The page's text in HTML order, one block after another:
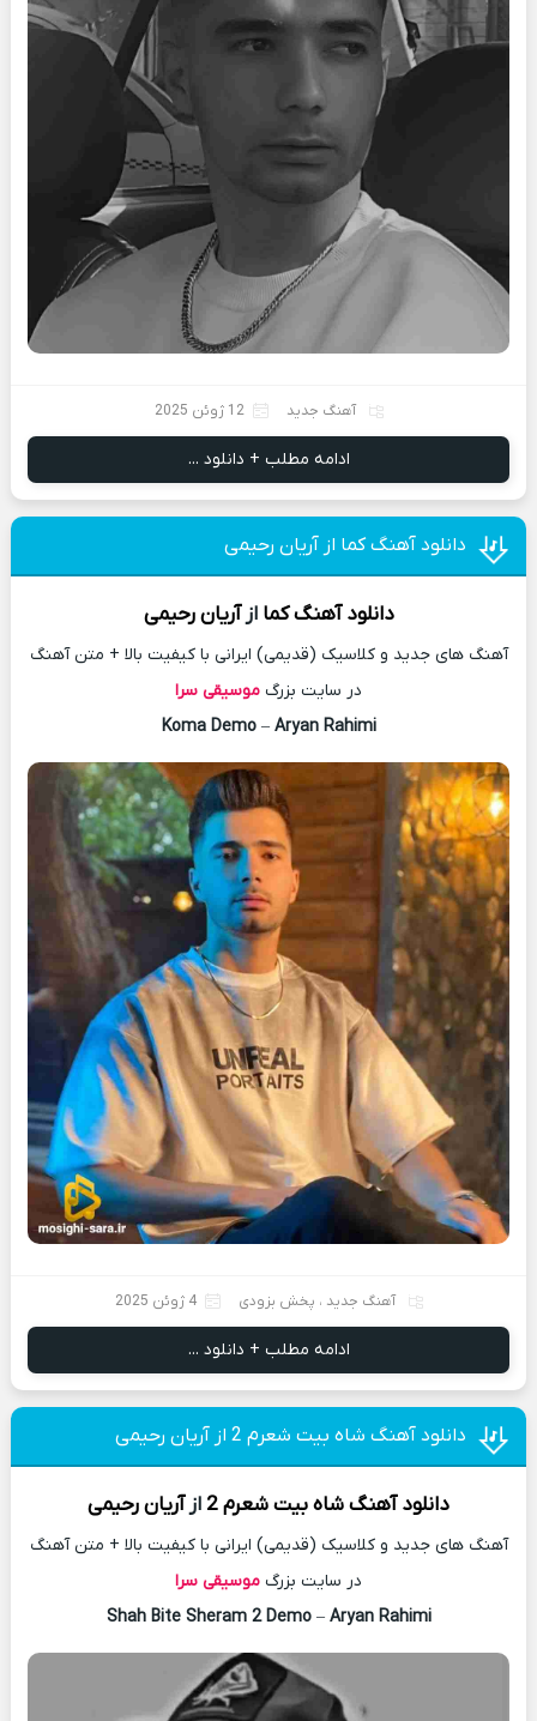
آهنگ جدید 12 ژوئن 2025
ادامه مطلب + دانلود ...
دانلود آهنگ کما از آریان رحیمی
دانلود آهنگ کما ازآریان رحیمی
آهنگ های جدید و کلاسیک (قدیمی) ایرانی با کیفیت بالا + متن آهنگ
در سایت بزرگ موسیقی سرا
Koma Demo– Aryan Rahimi
آهنگ جدید ، پخش بزودی 4 ژوئن 2025
ادامه مطلب + دانلود ...
دانلود آهنگ شاه بیت شعرم 2 از آریان رحیمی
دانلود آهنگشاه بیت شعرم 2 ازآریان رحیمی
آهنگ های جدید و کلاسیک (قدیمی) ایرانی با کیفیت بالا + متن آهنگ
در سایت بزرگ موسیقی سرا
Shah Bite Sheram 2 Demo– Aryan Rahimi